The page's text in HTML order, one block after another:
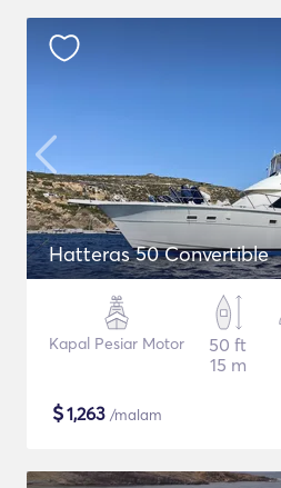
Hatteras 50 Convertible
Kapal Pesiar Motor
50 ft
15 m
$1,263 /malam